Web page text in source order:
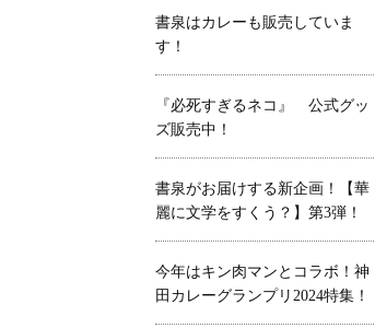
書泉はカレーも販売していま
す！
『必死すぎるネコ』 公式グッ
ズ販売中！
書泉がお届けする新企画！【華
麗に文学をすくう？】第3弾！
今年はキン肉マンとコラボ！神
田カレーグランプリ2024特集！